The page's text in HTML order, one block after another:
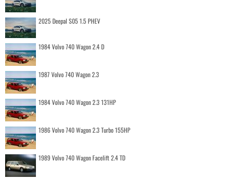
2025 Deepal S05 1.5 PHEV
1984 Volvo 740 Wagon 2.4 D
1987 Volvo 740 Wagon 2.3
1984 Volvo 740 Wagon 2.3 131HP
1986 Volvo 740 Wagon 2.3 Turbo 155HP
1989 Volvo 740 Wagon Facelift 2.4 TD